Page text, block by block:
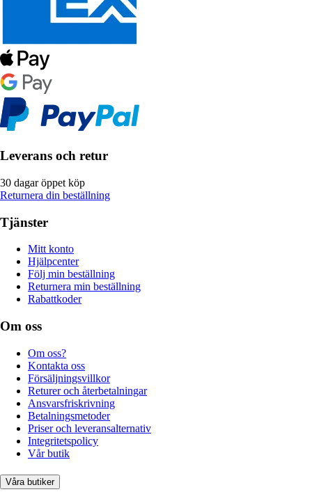
Leverans och retur
30 dagar öppet köp
Returnera din beställning
Tjänster
Mitt konto
Hjälpcenter
Följ min beställning
Returnera min beställning
Rabattkoder
Om oss
Om oss?
Kontakta oss
Försäljningsvillkor
Returer och återbetalningar
Ansvarsfriskrivning
Betalningsmetoder
Priser och leveransalternativ
Integritetspolicy
Vår butik
Våra butiker